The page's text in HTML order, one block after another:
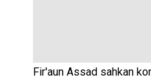
Fir'aun Assad sahkan